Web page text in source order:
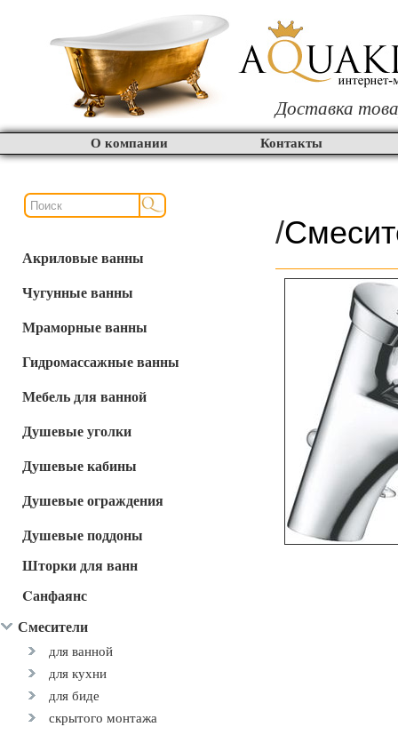
Доставка
О компании Контакты
Акриловые ванны
Чугунные ванны
Мраморные ванны
Гидромассажные ванны
Мебель для ванной
Душевые уголки
Душевые кабины
Душевые ограждения
Душевые поддоны
Шторки для ванн
Cанфаянс
Смесители
для ванной
для кухни
для биде
скрытого монтажа
/